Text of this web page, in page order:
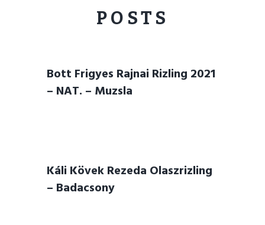
POSTS
Bott Frigyes Rajnai Rizling 2021
– NAT. – Muzsla
Káli Kövek Rezeda Olaszrizling
– Badacsony